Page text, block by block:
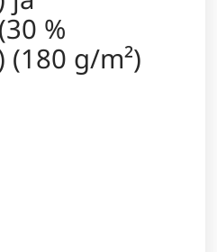
%
g/m²)